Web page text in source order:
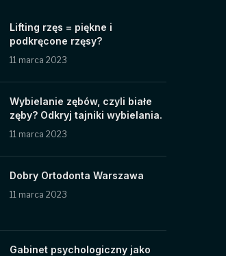
Lifting rzęs = piękne i
podkręcone rzęsy?
11 marca 2023
Wybielanie zębów, czyli białe
zęby? Odkryj tajniki wybielania.
11 marca 2023
Dobry Ortodonta Warszawa
11 marca 2023
Gabinet psychologiczny jako